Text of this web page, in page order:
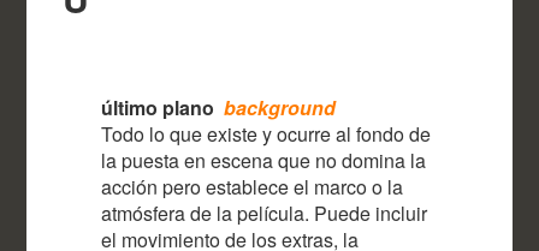
último plano background
Todo lo que existe y ocurre al fondo de
la puesta en escena que no domina la
acción pero establece el marco o la
atmósfera de la película. Puede incluir
el movimiento de los extras, la